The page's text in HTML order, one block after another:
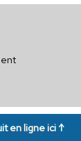
en ligne ici ↑